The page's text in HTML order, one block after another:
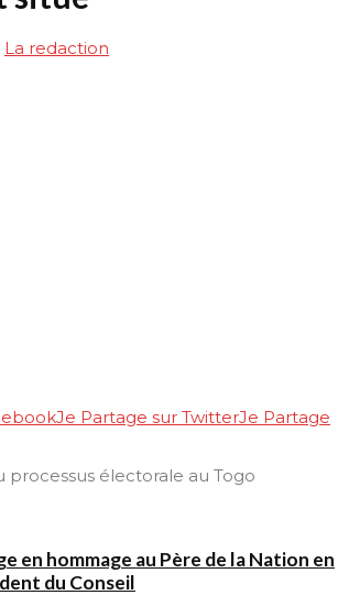
La redaction
Je Partage sur TwitterJe Partage
processus électorale au Togo
en hommage au Père de la Nation en
du Conseil